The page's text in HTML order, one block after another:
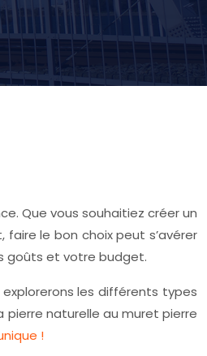
Que vous souhaitiez créer un
le bon choix peut s’avérer
goûts et votre budget.
les différents types
pierre naturelle au muret pierre
!